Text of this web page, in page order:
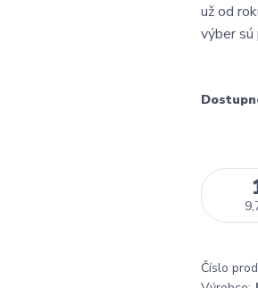
už od
výber sú
Číslo